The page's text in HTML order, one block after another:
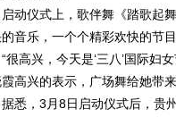
仪式上，歌伴舞《踏歌起舞
音乐，一个个精彩欢快的节
高兴，今天是‘三八’国际妇女
高兴的表示，广场舞给她带
，3月8日启动仪式后，贵州